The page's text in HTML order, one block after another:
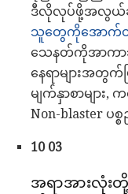
ဒီလိုလုပ်ဖို့အလွယ်ဆုံ
သူတွေကိုအောက်
သေနတ်ကိုအာက
နေရာများအတွ
မျက်နှာစာများ,
Non-blaster ပစ္
10 03
အရာအားလုံး